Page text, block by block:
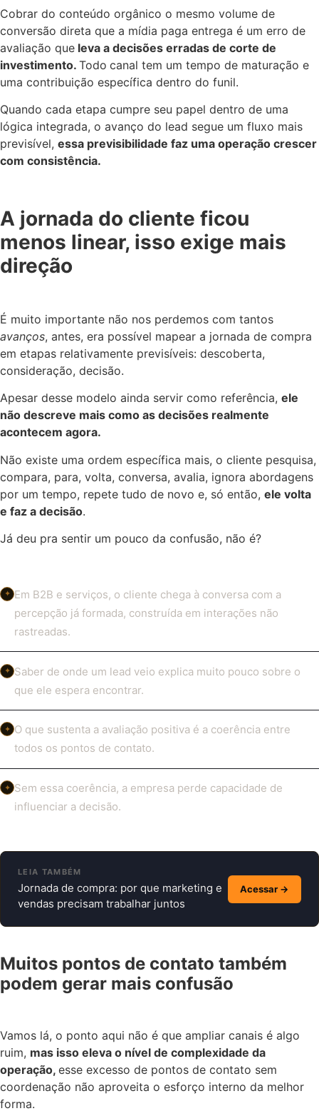
Cobrar do conteúdo orgânico o mesmo volume de
conversão direta que a mídia paga entrega é um erro de
avaliação que leva a decisões erradas de corte de
investimento. Todo canal tem um tempo de maturação e
uma contribuição específica dentro do funil.
Quando cada etapa cumpre seu papel dentro de uma
lógica integrada, o avanço do lead segue um fluxo mais
previsível, essa previsibilidade faz uma operação crescer
com consistência.
A jornada do cliente ficou
menos linear, isso exige mais
direção
É muito importante não nos perdemos com tantos
avanços, antes, era possível mapear a jornada de compra
em etapas relativamente previsíveis: descoberta,
consideração, decisão.
Apesar desse modelo ainda servir como referência, ele
não descreve mais como as decisões realmente
acontecem agora.
Não existe uma ordem específica mais, o cliente pesquisa,
compara, para, volta, conversa, avalia, ignora abordagens
por um tempo, repete tudo de novo e, só então, ele volta
e faz a decisão.
Já deu pra sentir um pouco da confusão, não é?
✦ Em B2B e serviços, o cliente chega à conversa com a
percepção já formada, construída em interações não
rastreadas.
✦ Saber de onde um lead veio explica muito pouco sobre o
que ele espera encontrar.
✦ O que sustenta a avaliação positiva é a coerência entre
todos os pontos de contato.
✦ Sem essa coerência, a empresa perde capacidade de
influenciar a decisão.
LEIA TAMBÉM
Jornada de compra: por que marketing e
vendas precisam trabalhar juntos
Acessar →
Muitos pontos de contato também
podem gerar mais confusão
Vamos lá, o ponto aqui não é que ampliar canais é algo
ruim, mas isso eleva o nível de complexidade da
operação, esse excesso de pontos de contato sem
coordenação não aproveita o esforço interno da melhor
forma.